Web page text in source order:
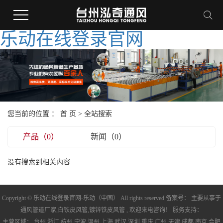
乐动在线登录官网
您当前的位置 ： 首 页 > 全站搜索
产品（0） 新闻（0）
没有搜索到相关内容
Copyright © 乐动在线登录官网-乐动（中国） All rights reserved 备案号： 主要从事于
通风管道厂家, 白铁皮风管,镀锌铁皮风管 , 欢迎来电咨询！ 服务支持：